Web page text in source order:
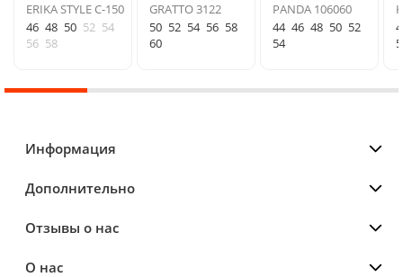
ERIKA STYLE С-150
46 48 50 52 54
56 58
GRATTO 3122
50 52 54 56 58
60
PANDA 106060
44 46 48 50 52
54
Информация
Дополнительно
Отзывы о нас
О нас